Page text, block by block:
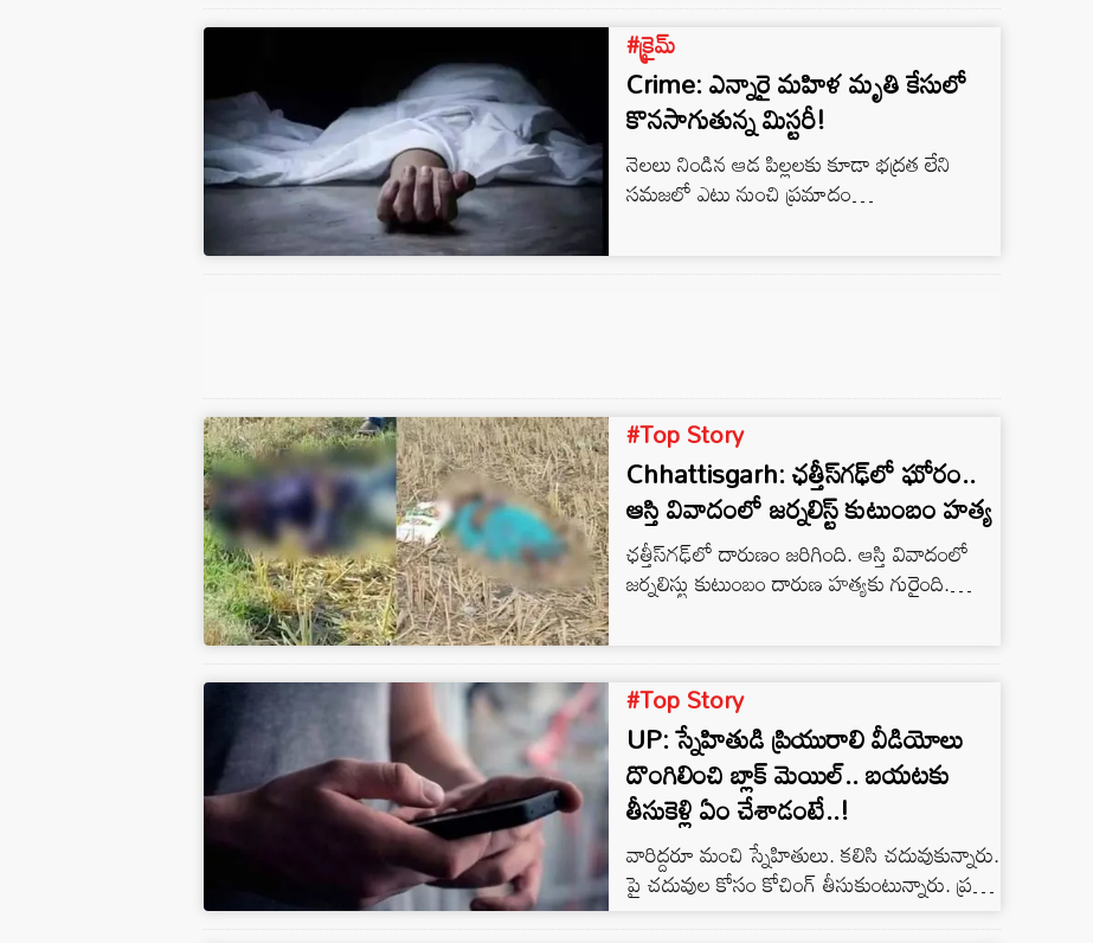
అడ్డగించి హత్యకు పాల్పడ్డారు. ఈ ఘటన స్థానికంగా
తీవ్ర కలకలం రేపింది.
#క్రైమ్
Crime: ఎన్నారై మహిళ మృతి కేసులో
కొనసాగుతున్న మిస్టరీ!
నెలలు నిండిన ఆడ పిల్లలకు కూడా భద్రత లేని
సమజలో ఎటు నుంచి ప్రమాదం
చూడకుండా మృగాలుగా ప్రవర్తిస్తున్నారు. ప్రస్తుత
అనుమానాస్పద స్థితిలో మృతి చెందిన ఘటన
స్థానికంగా కలకలం రేపింది. శనివారం ఆలస్యంగా
ఈ ఘటన వెలుగులోకి వచ్చింది. పోలీసుల
తెలిపిన…
#Top Story
Chhattisgarh: ఛత్తీస్‌గఢ్‌లో ఘోరం..
ఆస్తి వివాదంలో జర్నలిస్ట్ కుటుంబం హత్య
ఛత్తీస్‌గఢ్‌లో దారుణం జరిగింది. ఆస్తి వివాదంలో
జర్నలిస్టు కుటుంబం దారుణ హత్యకు గురైంది.
ఆజ్‌తక్ జిల్లా రిపోర్టర్ సంతోష్ కుమార్ టోప్పో
చేస్తున్నారు.
#Top Story
UP: స్నేహితుడి ప్రియురాలి వీడియోలు
దొంగిలించి బ్లాక్ మెయిల్.. బయటకు
తీసుకెళ్లి ఏం చేశాడంటే..!
వారిద్దరూ మంచి స్నేహితులు. కలిసి చదువుకున్నారు.
పై చదువుల కోసం కోచింగ్ తీసుకుంటున్నారు. ప్రతీ